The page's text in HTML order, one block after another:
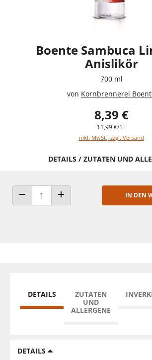
Boente Sambuca
Anislikör
700 ml
von Kornbrennerei
8,39 €
11,99 €/1 l
inkl. MwSt., zzgl. Versand
DETAILS / ZUTATEN UND
ANZAHL VERRINGERNANZAHL ERHÖHEN
IN DEN
DETAILS
ZUTATEN
UND
ALLERGENE
DETAILS